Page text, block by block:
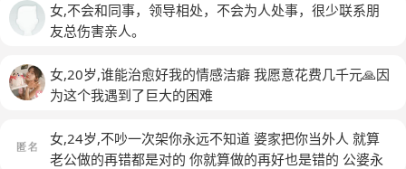
女,不会和同事，领导相处，不会为人处事，很少联系朋
友总伤害亲人。
女,20岁,谁能治愈好我的情感洁癖 我愿意花费几千元🙏因
为这个我遇到了巨大的困难
女,24岁,不吵一次架你永远不知道 婆家把你当外人 就算
老公做的再错都是对的 你就算做的再好也是错的 公婆永